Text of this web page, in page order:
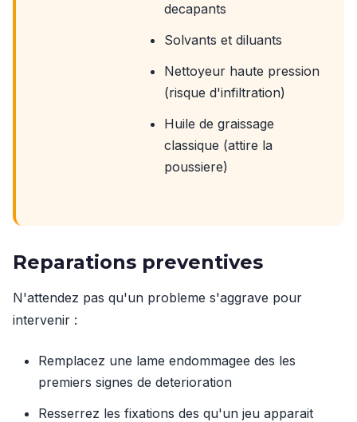
decapants
Solvants et diluants
Nettoyeur haute pression
(risque d'infiltration)
Huile de graissage
classique (attire la
poussiere)
Reparations preventives
N'attendez pas qu'un probleme s'aggrave pour
intervenir :
Remplacez une lame endommagee des les
premiers signes de deterioration
Resserrez les fixations des qu'un jeu apparait